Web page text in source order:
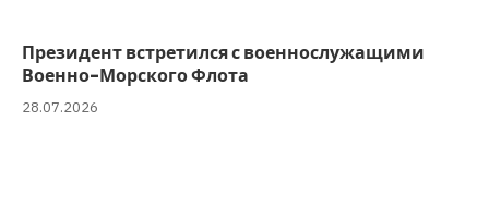
Президент встретился с военнослужащими
Военно-Морского Флота
28.07.2026